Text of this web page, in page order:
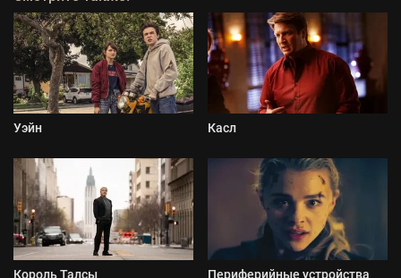
Уэйн Касл
Король Талсы Периферийные устройства